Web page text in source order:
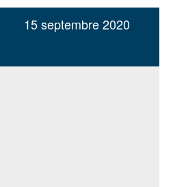
15 septembre 2020